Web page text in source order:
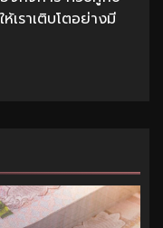
เราเติบโตอย่างมี